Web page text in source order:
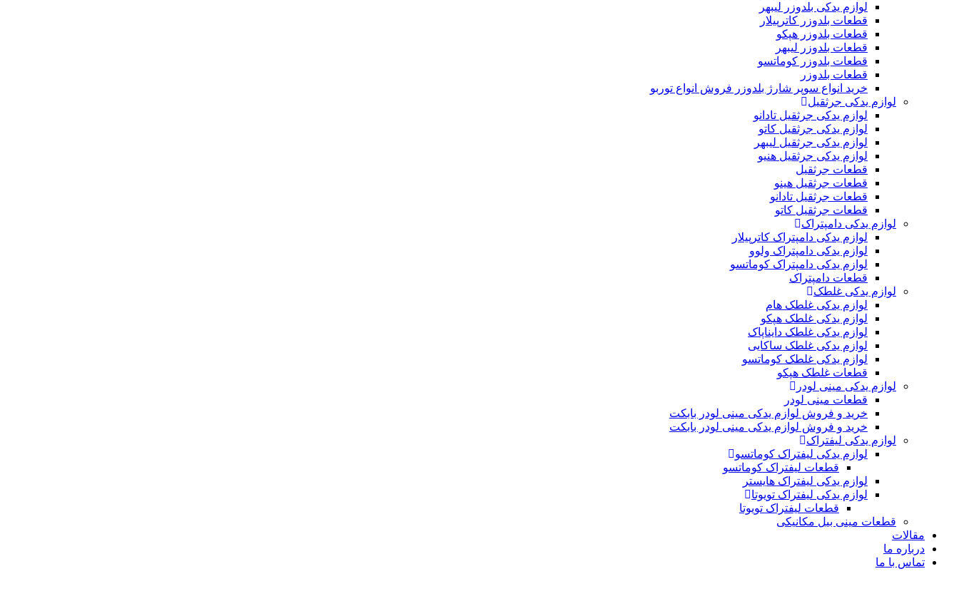
لوازم یدکی بلدوزر لیبهر
قطعات بلدوزر کاترپیلار
قطعات بلدوزر هپکو
قطعات بلدوزر لیبهر
قطعات بلدوزر کوماتسو
قطعات بلدوزر
خرید انواع سوپر شارژ بلدوزر فروش انواع توربو
لوازم یدکی جرثقیل
لوازم یدکی جرثقیل تادانو
لوازم یدکی جرثقیل کاتو
لوازم یدکی جرثقیل لیبهر
لوازم یدکی جرثقیل هنیو
قطعات جرثقیل
قطعات جرثقیل هینو
قطعات جرثقیل تادانو
قطعات جرثقیل کاتو
لوازم یدکی دامپتراک
لوازم یدکی دامپتراک کاترپیلار
لوازم یدکی دامپتراک ولوو
لوازم یدکی دامپتراک کوماتسو
قطعات دامپتراک
لوازم یدکی غلطک
لوازم یدکی غلطک هام
لوازم یدکی غلطک هپکو
لوازم یدکی غلطک دایناپاک
لوازم یدکی غلطک ساکایی
لوازم یدکی غلطک کوماتسو
قطعات غلطک هپکو
لوازم یدکی مینی لودر
قطعات مینی لودر
خرید و فروش لوازم یدکی مینی لودر بابکت
خرید و فروش لوازم یدکی مینی لودر بابکت
لوازم یدکی لیفتراک
لوازم یدکی لیفتراک کوماتسو
قطعات لیفتراک کوماتسو
لوازم یدکی لیفتراک هایستر
لوازم یدکی لیفتراک تویوتا
قطعات لیفتراک تویوتا
قطعات مینی بیل مکانیکی
مقالات
درباره ما
تماس با ما